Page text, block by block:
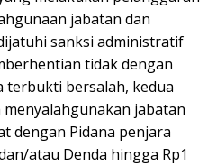
jabatan dan
sanksi administratif
tidak dengan
terbukti bersalah, kedua
jabatan
dengan Pidana penjara
atau Denda hingga Rp1